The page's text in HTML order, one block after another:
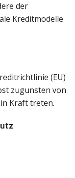
der
Kreditmodelle
(EU)
zugunsten von
Kraft treten.